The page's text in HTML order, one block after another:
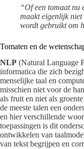
“Of een tomaat nu
maakt eigenlijk niet
wordt gebruikt om
Tomaten en de
NLP (Natural Language
informatica die zich
menselijke taal en
misschien niet voor de
als fruit en niet als
de meeste talen een
en hier verschillende
toepassingen is dit
ontwikkelen van
van tekst begrijpen en